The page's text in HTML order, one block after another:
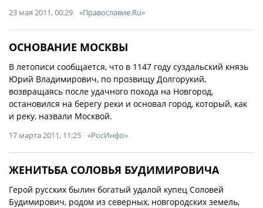
23 мая 2011, 00:29 «Православие.Ru»
ОСНОВАНИЕ МОСКВЫ
В летописи сообщается, что в 1147 году суздальский князь
Юрий Владимирович, по прозвищу Долгорукий,
возвращаясь после удачного похода на Новгород,
остановился на берегу реки и основал город, который, как
и реку, назвали Москвой.
17 марта 2011, 11:25 «РосИнфо»
ЖЕНИТЬБА СОЛОВЬЯ БУДИМИРОВИЧА
Герой русских былин богатый удалой купец Соловей
Будимирович, родом из северных, новгородских земель,